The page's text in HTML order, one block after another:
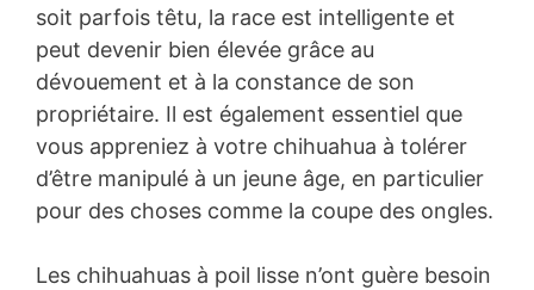
soit parfois têtu, la race est intelligente et
peut devenir bien élevée grâce au
dévouement et à la constance de son
propriétaire. Il est également essentiel que
vous appreniez à votre chihuahua à tolérer
d’être manipulé à un jeune âge, en particulier
pour des choses comme la coupe des ongles.
Les chihuahuas à poil lisse n’ont guère besoin